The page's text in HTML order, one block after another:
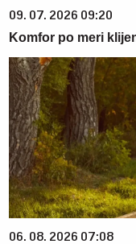
09. 07. 2026 09:20
Komfor po meri
06. 08. 2026 07:08